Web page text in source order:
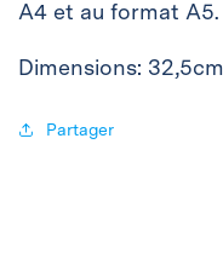
A4 et au format A5.
Dimensions:
Partager